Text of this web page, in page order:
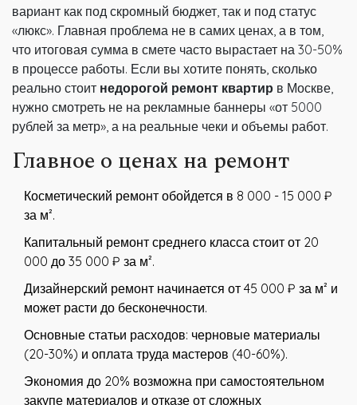
вариант как под скромный бюджет, так и под статус
«люкс». Главная проблема не в самих ценах, а в том,
что итоговая сумма в смете часто вырастает на 30-50%
в процессе работы. Если вы хотите понять, сколько
реально стоит недорогой ремонт квартир в Москве,
нужно смотреть не на рекламные баннеры «от 5000
рублей за метр», а на реальные чеки и объемы работ.
Главное о ценах на ремонт
Косметический ремонт обойдется в 8 000 - 15 000 ₽
за м².
Капитальный ремонт среднего класса стоит от 20
000 до 35 000 ₽ за м².
Дизайнерский ремонт начинается от 45 000 ₽ за м² и
может расти до бесконечности.
Основные статьи расходов: черновые материалы
(20-30%) и оплата труда мастеров (40-60%).
Экономия до 20% возможна при самостоятельном
закупе материалов и отказе от сложных